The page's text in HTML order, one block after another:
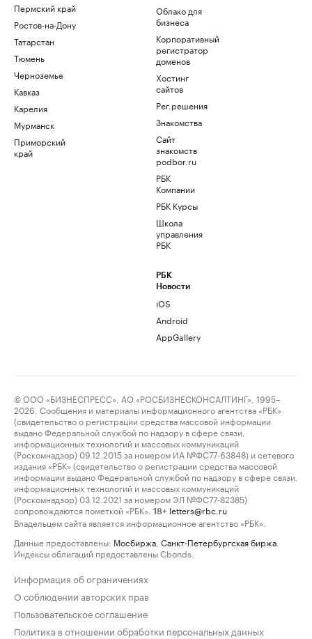
Пермский край
Ростов-на-Дону
Татарстан
Тюмень
Черноземье
Кавказ
Карелия
Мурманск
Приморский
край
Облако для
бизнеса
Корпоративный
регистратор
доменов
Хостинг
сайтов
Рег.решения
Знакомства
Сайт
знакомств
podbor.ru
РБК
Компании
РБК Курсы
Школа
управления
РБК
РБК
Новости
iOS
Android
AppGallery
© ООО «БИЗНЕСПРЕСС», АО «РОСБИЗНЕСКОНСАЛТИНГ», 1995–
2026. Сообщения и материалы информационного агентства «РБК»
(свидетельство о регистрации средства массовой информации
выдано Федеральной службой по надзору в сфере связи,
информационных технологий и массовых коммуникаций
(Роскомнадзор) 09.12.2015 за номером ИА №ФС77-63848) и сетевого
издания «РБК» (свидетельство о регистрации средства массовой
информации выдано Федеральной службой по надзору в сфере связи,
информационных технологий и массовых коммуникаций
(Роскомнадзор) 03.12.2021 за номером ЭЛ №ФС77-82385)
сопровождаются пометкой «РБК».
18+ letters@rbc.ru
Владельцем сайта является информационное агентство «РБК».
Данные предоставлены: Мосбиржа Санкт-Петербургская биржа
Индексы облигаций предоставлены Cbonds.
Информация об ограничениях
О соблюдении авторских прав
Пользовательское соглашение
Политика в отношении обработки персональных данных